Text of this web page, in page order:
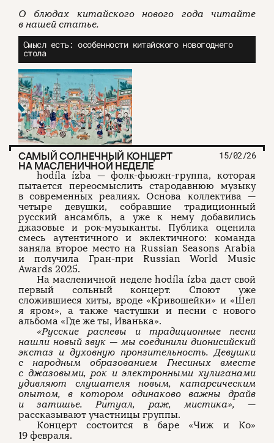
О блюдах китайского нового года читайте
в нашей статье.
Смысл есть: особенности китайского новогоднего
стола
САМЫЙ СОЛНЕЧНЫЙ КОНЦЕРТ
НА МАСЛЕНИЧНОЙ НЕДЕЛЕ
15/02/26
hodíla ízba — фолк-фьюжн-группа, которая
пытается переосмыслить стародавнюю музыку
в современных реалиях. Основа коллектива —
четыре девушки, собравшие традиционный
русский ансамбль, а уже к нему добавились
джазовые и рок-музыканты. Публика оценила
смесь аутентичного и эклектичного: команда
заняла второе место на Russian Seasons Arabia
и получила Гран-при Russian World Music
Awards 2025.
На масленичной неделе hodíla ízba даст свой
первый сольный концерт. Споют уже
сложившиеся хиты, вроде «Кривошейки» и «Шел
я яром», а также частушки и песни с нового
альбома «Где же ты, Иванька».
«Русские распевы и традиционные песни
нашли новый звук — мы соединили дионисийский
экстаз и духовную пронзительность. Девушки
с народным образованием Гнесиных вместе
с джазовыми, рок и электронными хулиганами
удивляют слушателя новым, катарсическим
опытом, в котором одинаково важны драйв
и затишье. Ритуал, раж, мистика», —
рассказывают участницы группы.
Концерт состоится в баре «Чиж и Ко»
19 февраля.